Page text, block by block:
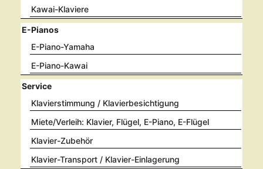
Kawai-Klaviere
E-Pianos
E-Piano-Yamaha
E-Piano-Kawai
Service
Klavierstimmung / Klavierbesichtigung
Miete/Verleih: Klavier, Flügel, E-Piano, E-Flügel
Klavier-Zubehör
Klavier-Transport / Klavier-Einlagerung